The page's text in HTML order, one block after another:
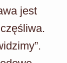
jest